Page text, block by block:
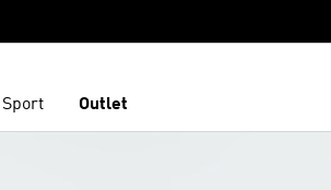
Sport Outlet